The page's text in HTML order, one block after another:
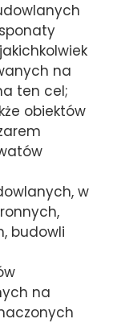
na
ten cel;
obiektów
w
budowli
na